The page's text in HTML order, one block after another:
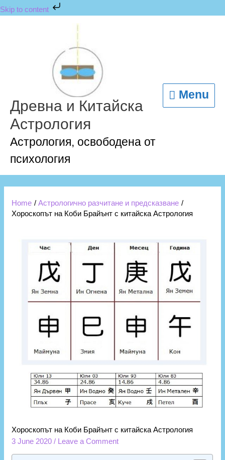
Skip to content
Skip
to
Древна и Китайска
Астрология
Астрология, освободена от
психология
Menu
Home
Астрологично разчитане и предсказване
Хороскопът на Коби Брайънт с китайска Астрология
Хороскопът на Коби Брайънт с китайска Астрология
3 June 2020/ Leave a Comment